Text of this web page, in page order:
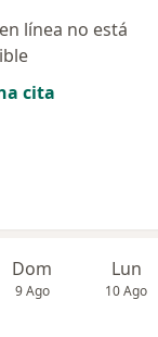
línea no está
cita
Dom
9 Ago
Lun
10 Ago